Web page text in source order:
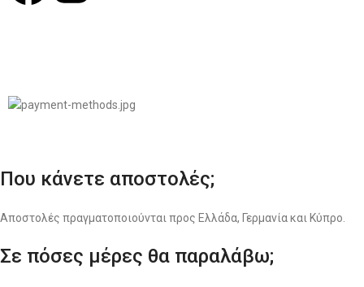
Που κάνετε αποστολές;
Αποστολές πραγματοποιούνται προς Ελλάδα, Γερμανία και Κύπρο.
Σε πόσες μέρες θα παραλάβω;